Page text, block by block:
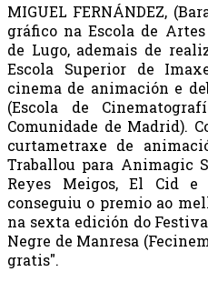
MIGUEL FERNÁNDEZ,
gráfico na Escola de
de Lugo, ademais de
Escola Superior de
cinema de animación e
(Escola de
Comunidade de Madrid).
curtametraxe de
Traballou para Animagic
Reyes Meigos, El Cid
conseguiu o premio ao
na sexta edición do
Negre de Manresa
gratis".